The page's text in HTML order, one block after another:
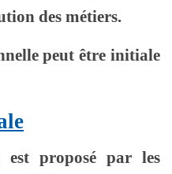
des métiers.
peut être initiale
proposé par les